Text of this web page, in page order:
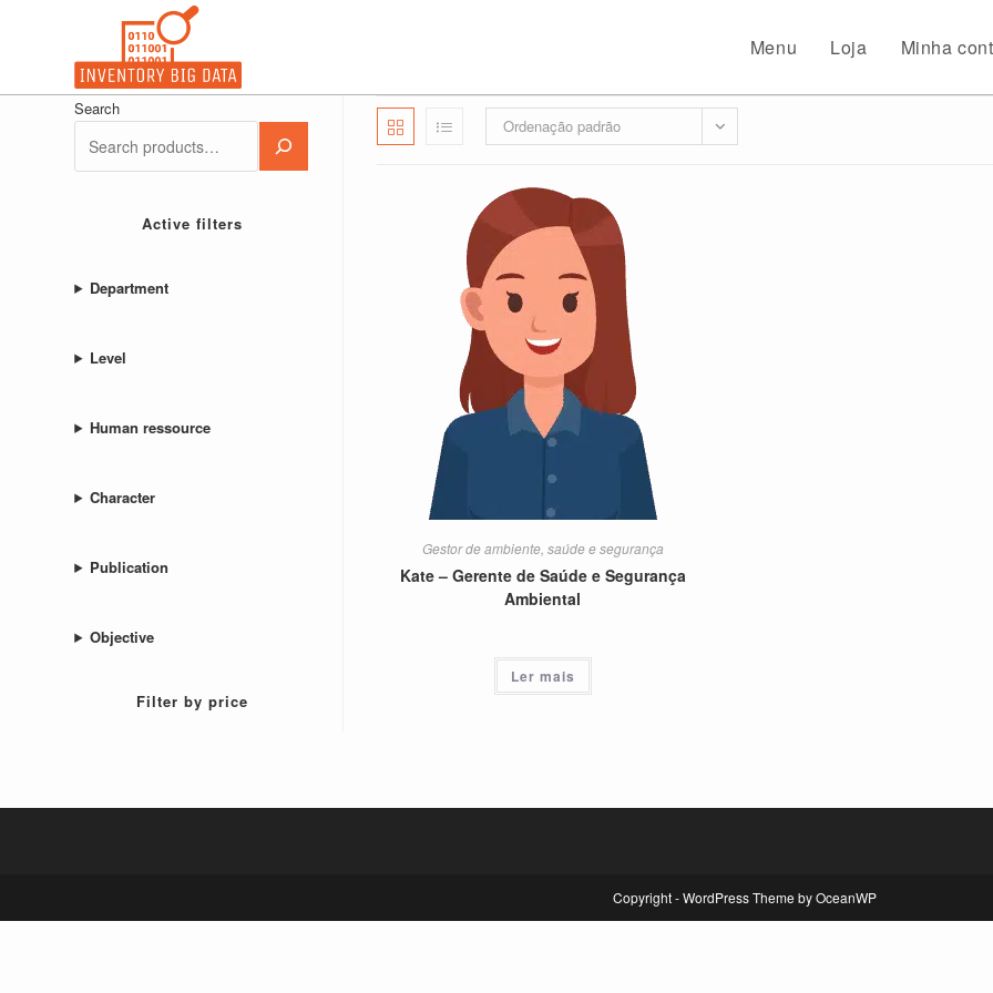
conteúdo
Menu Loja Minha
Ordenação padrão
Gestor de ambiente, saúde e segurança
Kate – Gerente de Saúde e Segurança
Ambiental
Ler mais
Search
Active filters
Department
Level
Human ressource
Character
Publication
Objective
Filter by price
Copyright - WordPress Theme by OceanWP